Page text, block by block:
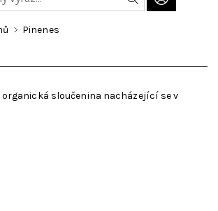
Pinenes
sloučenina nacházející se v